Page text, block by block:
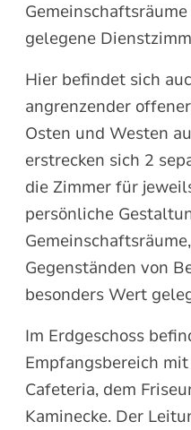
gelegene
Hier befindet sich
angrenzender
Osten und Westen
erstrecken sich 2
die Zimmer für
persönliche
Gegenständen von
besonders Wert
Im Erdgeschoss
Empfangsbereich
Cafeteria, dem
Kaminecke. Der